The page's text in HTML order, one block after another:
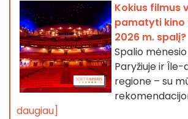
Kokius filmus
pamatyti
2026 m. spalį?
Spalio
Paryžiuje ir
regione – su
daugiau]